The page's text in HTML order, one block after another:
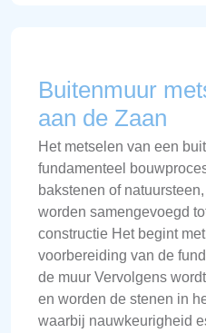
Buitenmuur
aan de Zaan
Het metselen van een
fundamenteel
bakstenen of
worden samengevoegd
constructie Het begint
voorbereiding van de
de muur Vervolgens
en worden de stenen in
waarbij nauwkeurigheid